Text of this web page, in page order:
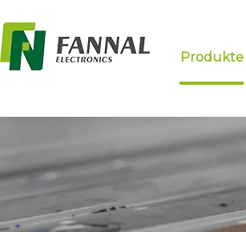
Produkte